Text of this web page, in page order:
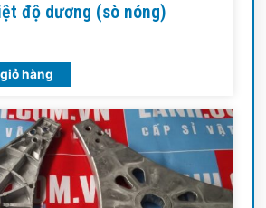
độ dương (sò nóng)
hàng